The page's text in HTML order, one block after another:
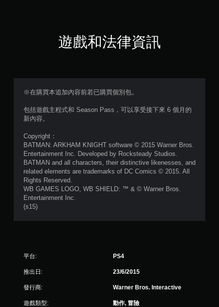
5
星
）
1
6
遊戲和法律資訊
※在購買本追加內容前若已購買個別包。
包括遊戲主程式和 Season Pass，可以享受接下來 6 個月的
新內容。
Copyright：
BATMAN: ARKHAM KNIGHT software © 2015 Warner Bros.
Entertainment Inc. Developed by Rocksteady Studios.
BATMAN and all characters, their distinctive likenesses, and
related elements are trademarks of DC Comics © 2015. All
Rights Reserved.
WB GAMES LOGO, WB SHIELD: ™ & © Warner Bros.
Entertainment Inc.
(s15)
平台: PS4
推出日: 23/6/2015
發行商: Warner Bros. Interactive
遊戲類型: 動作, 冒險